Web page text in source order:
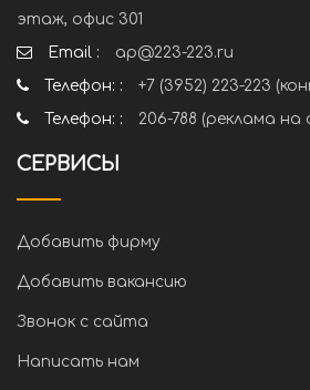
этаж, офис 301
Email :
ap@223-223.ru
Телефон: :
+7 (3952) 223-223
Телефон: :
206-788 (реклама на
СЕРВИСЫ
Добавить фирму
Добавить вакансию
Звонок с сайта
Написать нам